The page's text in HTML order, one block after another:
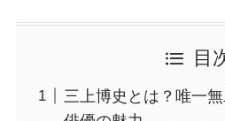
目
三上博史とは？唯一